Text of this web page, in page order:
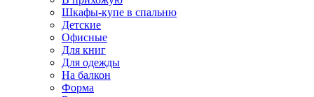
Шкафы-купе в спальню
Детские
Офисные
Для книг
Для одежды
На балкон
Форма